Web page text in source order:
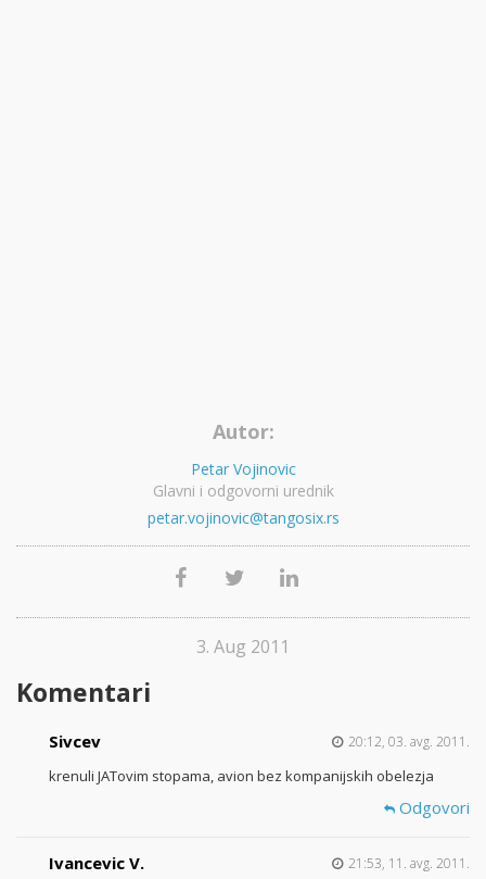
Autor:
Petar Vojinovic
Glavni i odgovorni urednik
petar.vojinovic@tangosix.rs
3. Aug 2011
Komentari
Sivcev 20:12, 03. avg. 2011.
krenuli JATovim stopama, avion bez kompanijskih obelezja
Odgovori
Ivancevic V. 21:53, 11. avg. 2011.